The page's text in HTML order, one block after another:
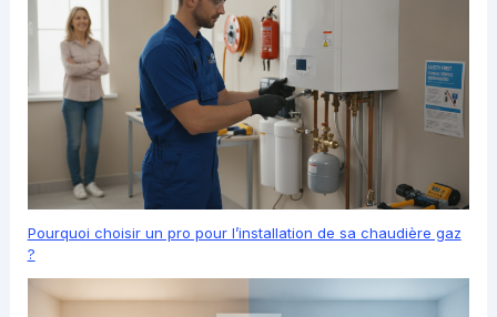
Pourquoi choisir un pro pour l’installation de sa chaudière gaz
?